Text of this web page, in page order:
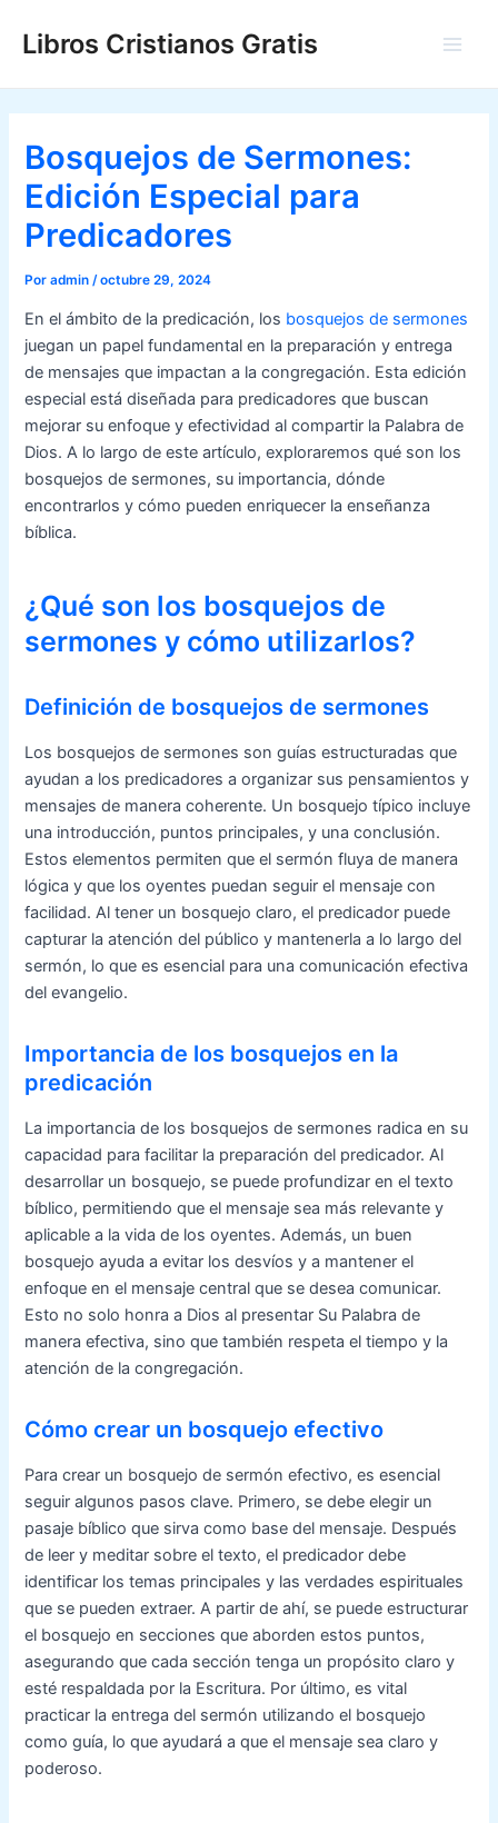
Libros Cristianos Gratis
Bosquejos de Sermones:
Edición Especial para
Predicadores
Poradmin /octubre 29, 2024
En el ámbito de la predicación, los bosquejos de sermones
juegan un papel fundamental en la preparación y entrega
de mensajes que impactan a la congregación. Esta edición
especial está diseñada para predicadores que buscan
mejorar su enfoque y efectividad al compartir la Palabra de
Dios. A lo largo de este artículo, exploraremos qué son los
bosquejos de sermones, su importancia, dónde
encontrarlos y cómo pueden enriquecer la enseñanza
bíblica.
¿Qué son los bosquejos de
sermones y cómo utilizarlos?
Definición de bosquejos de sermones
Los bosquejos de sermones son guías estructuradas que
ayudan a los predicadores a organizar sus pensamientos y
mensajes de manera coherente. Un bosquejo típico incluye
una introducción, puntos principales, y una conclusión.
Estos elementos permiten que el sermón fluya de manera
lógica y que los oyentes puedan seguir el mensaje con
facilidad. Al tener un bosquejo claro, el predicador puede
capturar la atención del público y mantenerla a lo largo del
sermón, lo que es esencial para una comunicación efectiva
del evangelio.
Importancia de los bosquejos en la
predicación
La importancia de los bosquejos de sermones radica en su
capacidad para facilitar la preparación del predicador. Al
desarrollar un bosquejo, se puede profundizar en el texto
bíblico, permitiendo que el mensaje sea más relevante y
aplicable a la vida de los oyentes. Además, un buen
bosquejo ayuda a evitar los desvíos y a mantener el
enfoque en el mensaje central que se desea comunicar.
Esto no solo honra a Dios al presentar Su Palabra de
manera efectiva, sino que también respeta el tiempo y la
atención de la congregación.
Cómo crear un bosquejo efectivo
Para crear un bosquejo de sermón efectivo, es esencial
seguir algunos pasos clave. Primero, se debe elegir un
pasaje bíblico que sirva como base del mensaje. Después
de leer y meditar sobre el texto, el predicador debe
identificar los temas principales y las verdades espirituales
que se pueden extraer. A partir de ahí, se puede estructurar
el bosquejo en secciones que aborden estos puntos,
asegurando que cada sección tenga un propósito claro y
esté respaldada por la Escritura. Por último, es vital
practicar la entrega del sermón utilizando el bosquejo
como guía, lo que ayudará a que el mensaje sea claro y
poderoso.